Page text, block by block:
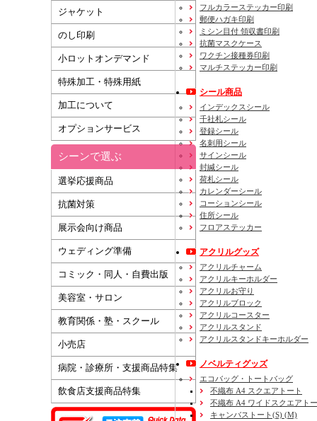
ジャケット
のし印刷
小ロットオンデマンド
特殊加工・特殊用紙
加工について
オプションサービス
シーンで選ぶ
選挙応援商品
抗菌対策
展示会向け商品
ウェディング準備
コミック・同人・自費出版
美容室・サロン
教育関係・塾・スクール
小売店
病院・診療所・支援商品特集
飲食店支援商品特集
フルカラーステッカー印刷
郵便ハガキ印刷
ミシン目付 領収書印刷
抗菌マスクケース
ワクチン接種券印刷
マルチステッカー印刷
シール商品
インデックスシール
千社札シール
登録シール
名刺用シール
サインシール
封緘シール
荷札シール
カレンダーシール
コーションシール
住所シール
フロアステッカー
アクリルグッズ
アクリルチャーム
アクリルキーホルダー
アクリルお守り
アクリルブロック
アクリルコースター
アクリルスタンド
アクリルスタンドキーホルダー
ノベルティグッズ
エコバッグ・トートバッグ
不織布 A4 スクエアトート
不織布 A4 ワイドスクエアト
キャンバストート(S) (M)